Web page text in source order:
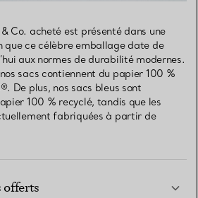
Co. acheté est présenté dans une
que ce célèbre emballage date de
aux normes de durabilité modernes.
sacs contiennent du papier 100 %
De plus, nos sacs bleus sont
100 % recyclé, tandis que les
fabriquées à partir de
offerts